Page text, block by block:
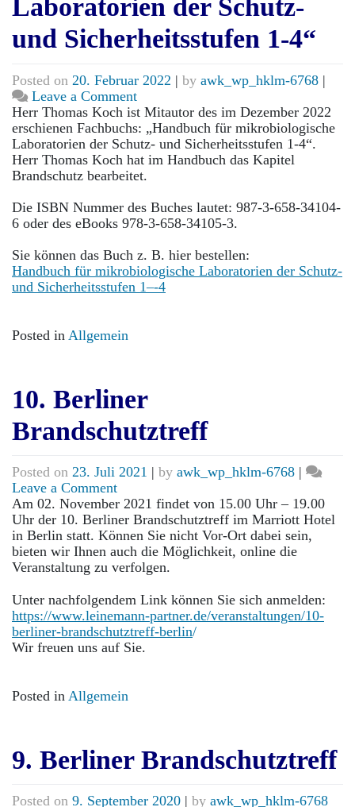
Laboratorien der Schutz-
und Sicherheitsstufen 1-4“
Posted on 20. Februar 2022 | by awk_wp_hklm-6768 |
Leave a Commenton
Fachbuch:
„Handbuch
für
mikrobiologische
Laboratorien
Schutz-
und
1-
4“
Herr Thomas Koch ist Mitautor des im Dezember 2022
erschienen Fachbuchs: „Handbuch für mikrobiologische
Laboratorien der Schutz- und Sicherheitsstufen 1-4“.
Herr Thomas Koch hat im Handbuch das Kapitel
Brandschutz bearbeitet.
Die ISBN Nummer des Buches lautet: 987-3-658-34104-
6 oder des eBooks 978-3-658-34105-3.
Sie können das Buch z. B. hier bestellen:
Handbuch für mikrobiologische Laboratorien der Schutz-
und Sicherheitsstufen 1–-4
Posted in Allgemein
10. Berliner
Brandschutztreff
Posted on 23. Juli 2021 | by awk_wp_hklm-6768 |
Leave a Commenton
10.
Berliner
Brandschutztreff
Am 02. November 2021 findet von 15.00 Uhr – 19.00
Uhr der 10. Berliner Brandschutztreff im Marriott Hotel
in Berlin statt. Können Sie nicht Vor-Ort dabei sein,
bieten wir Ihnen auch die Möglichkeit, online die
Veranstaltung zu verfolgen.
Unter nachfolgendem Link können Sie sich anmelden:
https://www.leinemann-partner.de/veranstaltungen/10-
berliner-brandschutztreff-berlin/
Wir freuen uns auf Sie.
Posted in Allgemein
9. Berliner Brandschutztreff
Posted on 9. September 2020 | by awk_wp_hklm-6768